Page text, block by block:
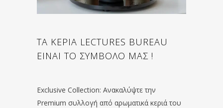
ΤΑ ΚΕΡΙΑ LECTURES BUREAU
ΕΙΝΑΙ ΤΟ ΣΥΜΒΟΛΟ ΜΑΣ !
Exclusive Collection: Ανακαλύψτε την
Premium συλλογή από αρωματικά κεριά του